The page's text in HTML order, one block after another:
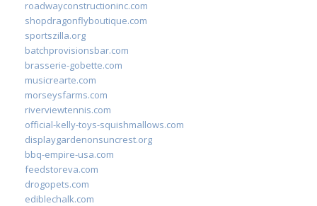
roadwayconstructioninc.com
shopdragonflyboutique.com
sportszilla.org
batchprovisionsbar.com
brasserie-gobette.com
musicrearte.com
morseysfarms.com
riverviewtennis.com
official-kelly-toys-squishmallows.com
displaygardenonsuncrest.org
bbq-empire-usa.com
feedstoreva.com
drogopets.com
ediblechalk.com